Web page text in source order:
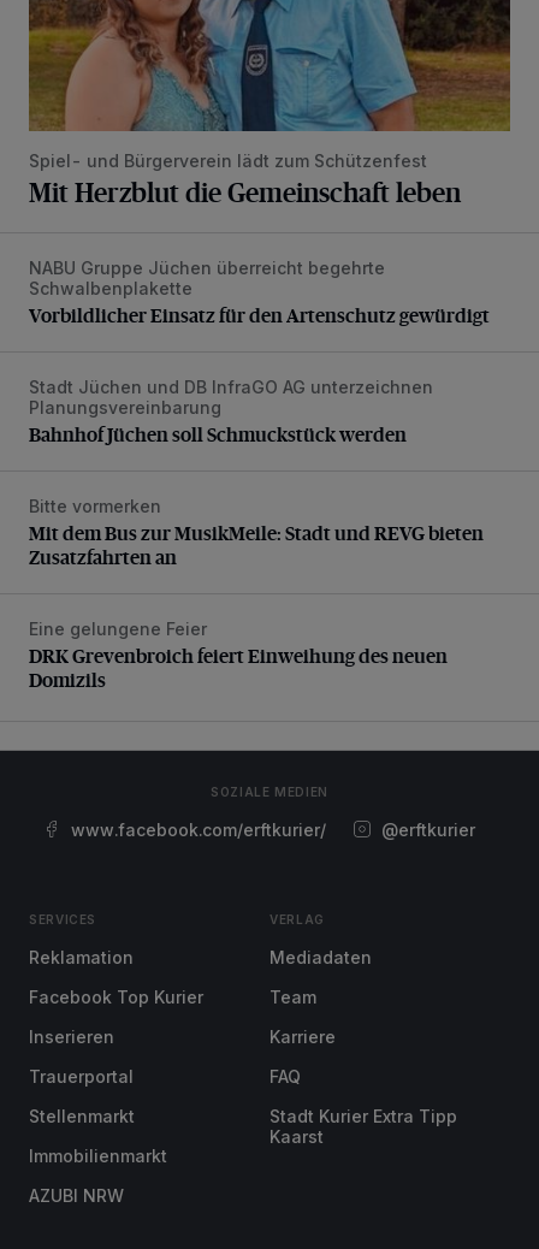
Spiel- und Bürgerverein lädt zum Schützenfest
Mit Herzblut die Gemeinschaft leben
Vorbildlicher Einsatz für den Artenschutz gewürdigt
NABU Gruppe Jüchen überreicht begehrte
Schwalbenplakette
Vorbildlicher Einsatz für den Artenschutz gewürdigt
Bahnhof Jüchen soll Schmuckstück werden
Stadt Jüchen und DB InfraGO AG unterzeichnen
Planungsvereinbarung
Bahnhof Jüchen soll Schmuckstück werden
Mit dem Bus zur MusikMeile: Stadt und REVG bieten
Bitte vormerken
Mit dem Bus zur MusikMeile: Stadt und REVG bieten
Zusatzfahrten an
DRK Grevenbroich feiert Einweihung des neuen Domizils
Eine gelungene Feier
DRK Grevenbroich feiert Einweihung des neuen
Domizils
SOZIALE MEDIEN
www.facebook.com/erftkurier/ @erftkurier
SERVICES
Reklamation
Facebook Top Kurier
Inserieren
Trauerportal
Stellenmarkt
Immobilienmarkt
AZUBI NRW
VERLAG
Mediadaten
Team
Karriere
FAQ
Stadt Kurier Extra Tipp
Kaarst